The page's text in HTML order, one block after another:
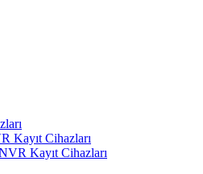
Kayıt Cihazları
Kayıt Cihazları